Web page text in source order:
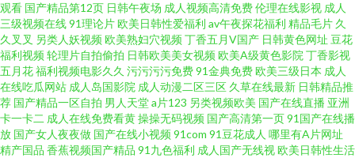
视频 丰满人妻无码 蜜芽AV久久 香蕉网站污 福利姬网站免费看 日美大操逼 AV
少妇导航 狠狠草2026 日本毛荣荣 超碰91在线看 久久香蕉丁香 偷拍97av 97
福利姬 黑丝导航 色婷婷成人网址 97福利在线 国产性爱日韩 天堂夜夜网
观看 国产精品第12页 日韩午夜场 成人视频高清免费伦理在线影视 成人
三级视频在线91理论片欧美日韩性爱福利 av午夜探花福利 精品毛片 久
久叉叉 另类人妖视频欧美熟妇穴视频丁香五月V国产 日韩黄色网址 豆花
福利视频轮理片自拍偷拍 日韩欧美美女视频欧美A级黄色影院 丁香影视
五月花福利视频电影久久 污污污污免费91金典免费欧美三级日本 成人
在线吃瓜网站 成人岛国影院 成人动漫二区三区 久草在线最新 日韩精品推
荐 国产精品一区自拍 男人天堂a片123 另类视频欧美 国产在线直播 亚洲
卡一卡二 成人在线免费看黄操操无码视频 国产高清第一页91国产在线播
放 国产女人夜夜做 国产在线小视频91com 91豆花成人 哪里有A片网址
精产国品 香蕉视频国产精品 91九色福利 成人国产无线视欧美日韩性生活